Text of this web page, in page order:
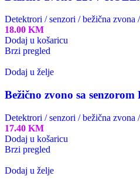
Detektrori / senzori / bežična zvona
18.00 KM
Dodaj u košaricu
Brzi pregled
Dodaj u želje
Bežično zvono sa
Detektrori / senzori / bežična zvona
17.40 KM
Dodaj u košaricu
Brzi pregled
Dodaj u želje